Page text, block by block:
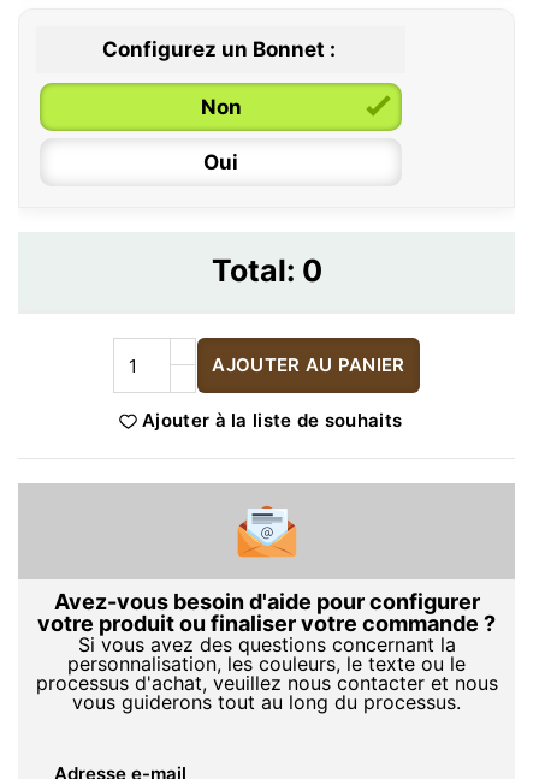
Configurez un Bonnet :
Non
Oui
Total: 0
AJOUTER AU PANIER
Ajouter à la liste de souhaits
Avez-vous besoin d'aide pour configurer
votre produit ou finaliser votre commande ?
Si vous avez des questions concernant la
personnalisation, les couleurs, le texte ou le
processus d'achat, veuillez nous contacter et nous
vous guiderons tout au long du processus.
Adresse e-mail